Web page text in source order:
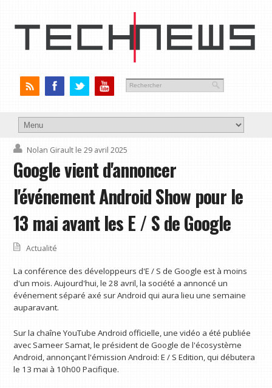
Nolan Girault le 29 avril 2025
Google vient d'annoncer
l'événement Android Show pour le
13 mai avant les E / S de Google
Actualité
La conférence des développeurs d'E / S de Google est à moins
d'un mois. Aujourd'hui, le 28 avril, la société a annoncé un
événement séparé axé sur Android qui aura lieu une semaine
auparavant.
Sur la chaîne YouTube Android officielle, une vidéo a été publiée
avec Sameer Samat, le président de Google de l'écosystème
Android, annonçant l'émission Android: E / S Edition, qui débutera
le 13 mai à 10h00 Pacifique.